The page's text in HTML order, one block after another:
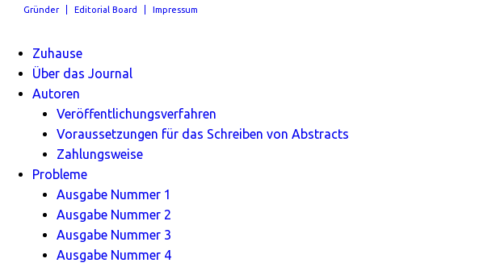
Gründer Editorial Board Impressum
Zuhause
Über das Journal
Autoren
Veröffentlichungsverfahren
Voraussetzungen für das Schreiben von Abstracts
Zahlungsweise
Probleme
Ausgabe Nummer 1
Ausgabe Nummer 2
Ausgabe Nummer 3
Ausgabe Nummer 4